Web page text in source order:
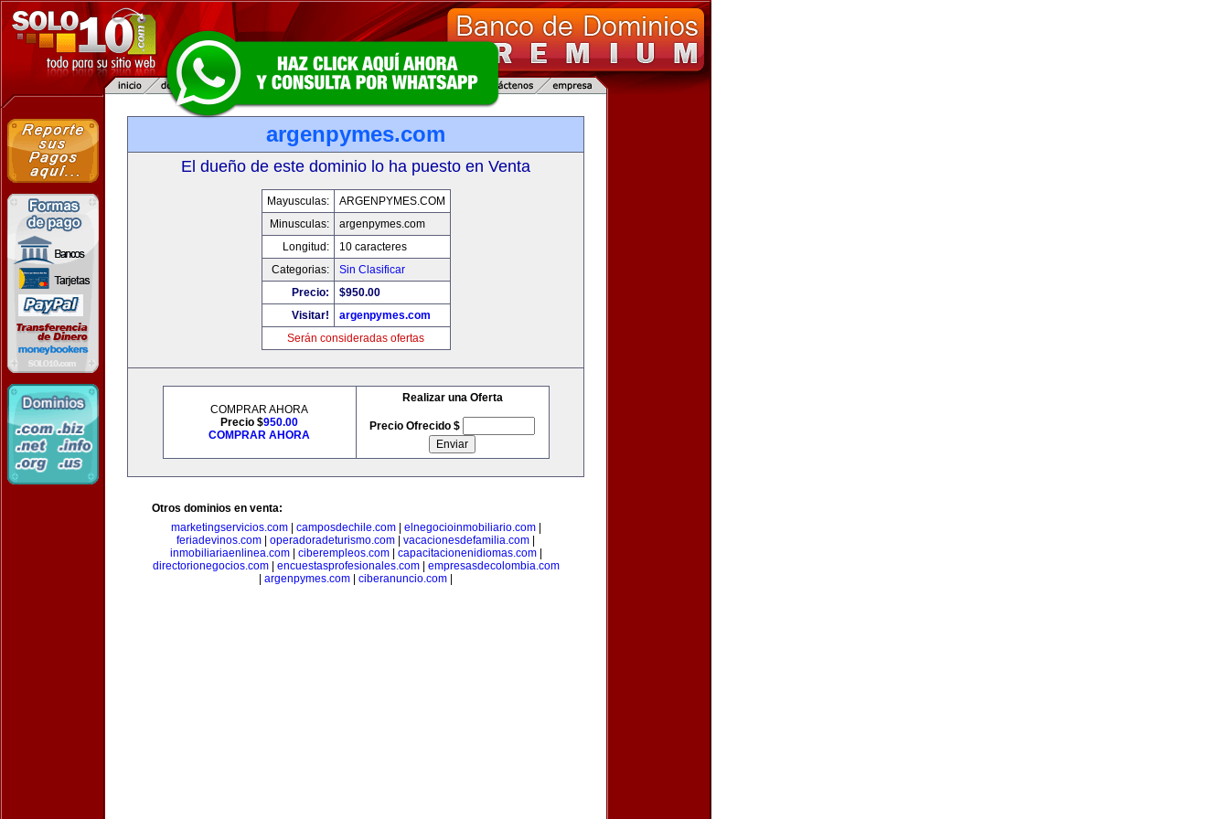
argenpymes.com
El dueño de este dominio lo ha puesto en Venta
Mayusculas:
ARGENPYMES.COM
Minusculas:
argenpymes.com
Longitud:
10 caracteres
Categorias:
Sin Clasificar
Precio:
$950.00
Visitar!
argenpymes.com
Serán consideradas ofertas
COMPRAR AHORA
Precio $950.00
COMPRAR AHORA
Realizar una Oferta
Precio Ofrecido $
Otros dominios en venta:
marketingservicios.com| camposdechile.com| elnegocioinmobiliario.com|
feriadevinos.com
operadoradeturismo.com vacacionesdefamilia.com
inmobiliariaenlinea.com| ciberempleos.com| capacitacionenidiomas.com|
directorionegocios.com| encuestasprofesionales.com| empresasdecolombia.com
argenpymes.com ciberanuncio.com